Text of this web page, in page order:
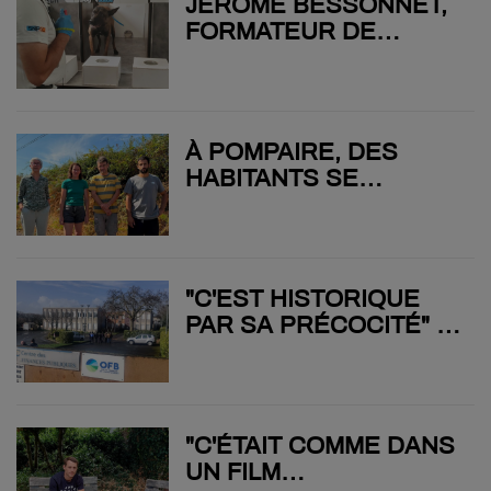
JÉRÔME BESSONNET,
FORMATEUR DE
"DEPUIS 30 ANS"
À POMPAIRE, DES
HABITANTS SE
"C'EST HISTORIQUE
PAR SA PRÉCOCITÉ" :
NIVEAU DES COURS
D'EAU ET DES
CONSÉQUENCES SUR
"C'ÉTAIT COMME DANS
UN FILM